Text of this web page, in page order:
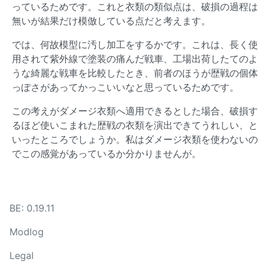
っているためです。これと衣類の類似点は、破損の過程は
無いが結果だけ模倣している点だと考えます。
では、何故模型に汚し加工をするかです。これは、長く使
用されて紫外線で塗装の痛んだ戦車、工場出荷したてのよ
うな綺麗な戦車を比較したとき、前者のほうが歴戦の個体
っぽさがあってかっこいいなと思っているためです。
この考えがダメージ衣類へ適用できるとした場合、破損す
るほど使いこまれた歴戦の衣類を演出できてうれしい、と
いったところでしょうか。私はダメージ衣類を使わないの
でこの感覚があっているか分かりませんが。
BE: 0.19.11
Modlog
Legal